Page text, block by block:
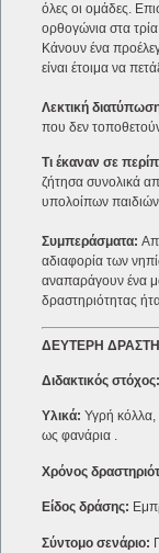
όλες οι ομάδες.
ορθογώνια στα
Κάνουν ένα
είναι έτοιμα να
Λεκτική
που δεν
Τι έκαναν σε
ζήτησα συνολικά
υπολοίπων
Συμπεράσματα:
αδιαφορία των
αναπαράγουν ένα
δραστηριότητας
ΔΕΥΤΕΡΗ
Διδακτικός στόχος:
Υλικά: Υγρή κόλλα,
ως φανάρια .
Χρόνος
Είδος δράσης:
Σύντομο σενάριο: